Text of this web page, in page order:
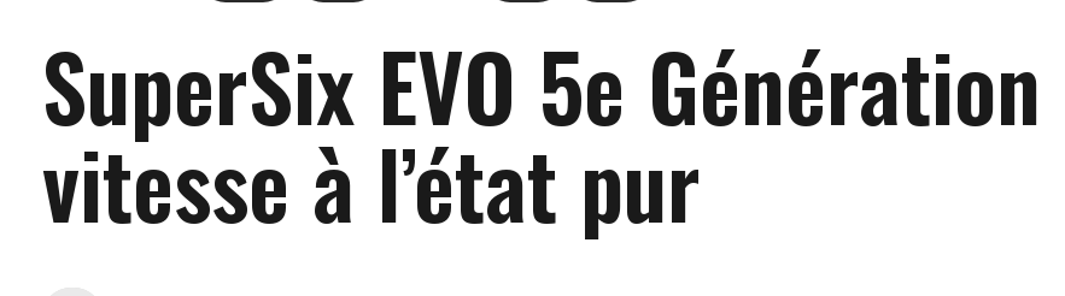
SuperSix EVO 5e
vitesse à l’état pur